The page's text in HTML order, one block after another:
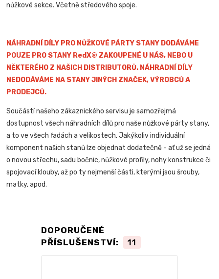
nůžkové sekce. Včetně středového spoje.
NÁHRADNÍ DÍLY PRO NŮŽKOVÉ PÁRTY STANY DODÁVÁME
POUZE PRO STANY RedX® ZAKOUPENÉ U NÁS, NEBO U
NĚKTERÉHO Z NAŠICH DISTRIBUTORŮ. NÁHRADNÍ DÍLY
NEDODÁVÁME NA STANY JINÝCH ZNAČEK, VÝROBCŮ A
PRODEJCŮ.
Součástí našeho zákaznického servisu je samozřejmá
dostupnost všech náhradních dílů pro naše nůžkové párty stany,
a to ve všech řadách a velikostech. Jakýkoliv individuální
komponent našich stanů lze objednat dodatečně - ať už se jedná
o novou střechu, sadu bočnic, nůžkové profily, nohy konstrukce či
spojovací klouby, až po ty nejmenší části, kterými jsou šrouby,
matky, apod.
DOPORUČENÉ
PŘÍSLUŠENSTVÍ:
11